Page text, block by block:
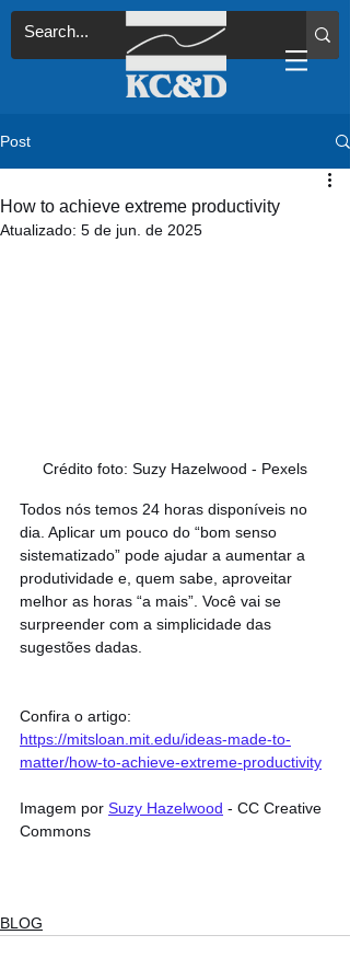
Post
How to achieve extreme productivity
Atualizado: 5 de jun. de 2025
Crédito foto: Suzy Hazelwood - Pexels
Todos nós temos 24 horas disponíveis no
dia. Aplicar um pouco do “bom senso
sistematizado” pode ajudar a aumentar a
produtividade e, quem sabe, aproveitar
melhor as horas “a mais”. Você vai se
surpreender com a simplicidade das
sugestões dadas.
Confira o artigo:
https://mitsloan.mit.edu/ideas-made-to-
matter/how-to-achieve-extreme-productivity
Imagem por Suzy Hazelwood - CC Creative
Commons
BLOG